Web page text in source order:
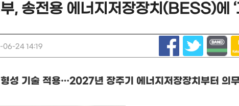
, 송전용 에너지저장장치(BESS)에 ‘
06-24 14:19
성 기술 적용…2027년 장주기 에너지저장장치부터 의